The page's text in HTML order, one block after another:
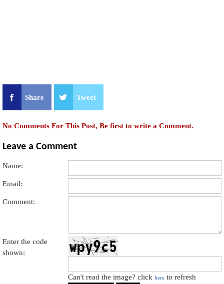
Share Tweet
No Comments For This Post, Be first to write a Comment.
Leave a Comment
Name:
Email:
Comment:
Enter the code
shown:
Can't read the image? clickhere to refresh